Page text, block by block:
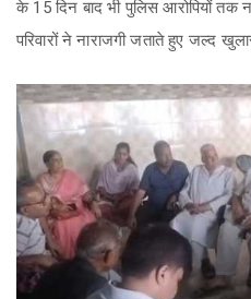
के 15 दिन बाद भी पुलिस आरोपियों तक
परिवारों ने नाराजगी जताते हुए जल्द